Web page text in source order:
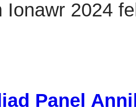
Ionawr 2024
Panel